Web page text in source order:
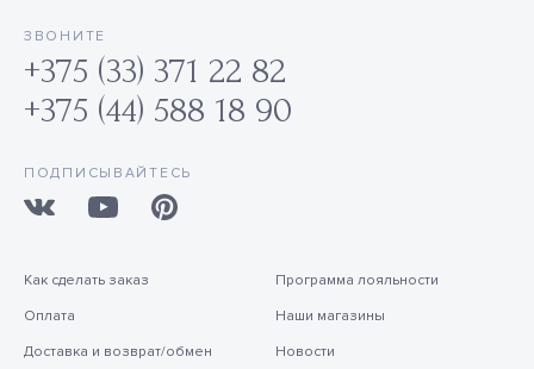
ЗВОНИТЕ
+375 (33) 371 22 82
+375 (44) 588 18 90
ПОДПИСЫВАЙТЕСЬ
Как сделать заказ
Оплата
Доставка и возврат/обмен
Программа лояльности
Наши магазины
Новости